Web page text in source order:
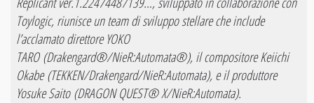
Toylogic, riunisce un team di sviluppo stellare che include
l’acclamato direttore YOKO
TARO (Drakengard®/NieR:Automata®), il compositore Keiichi
Okabe (TEKKEN/Drakengard/NieR:Automata), e il produttore
Yosuke Saito (DRAGON QUEST® X/NieR:Automata).